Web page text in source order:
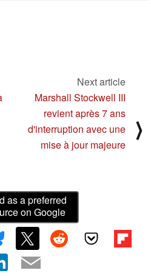
Next article
Marshall Stockwell III
revient après 7 ans
d'interruption avec une
mise à jour majeure
⟩
as a preferred
on Google